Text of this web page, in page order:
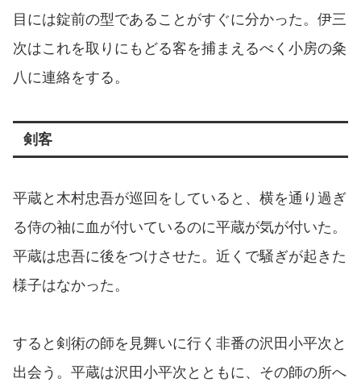
目には錠前の型であることがすぐに分かった。伊三
次はこれを取りにもどる客を捕まえるべく小房の粂
八に連絡をする。
剣客
平蔵と木村忠吾が巡回をしていると、横を通り過ぎ
る侍の袖に血が付いているのに平蔵が気が付いた。
平蔵は忠吾に後をつけさせた。近くで騒ぎが起きた
様子はなかった。
すると剣術の師を見舞いに行く非番の沢田小平次と
出会う。平蔵は沢田小平次とともに、その師の所へ